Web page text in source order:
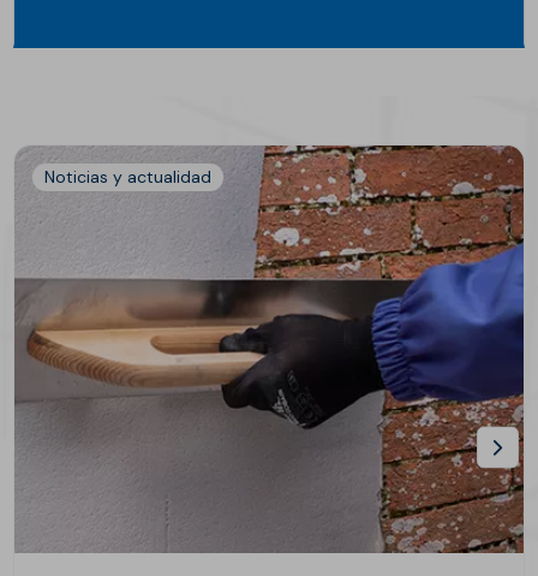
Noticias y actualidad